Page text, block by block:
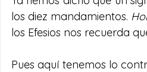
los diez mandamientos.
los Efesios nos recuerda
Pues aquí tenemos lo